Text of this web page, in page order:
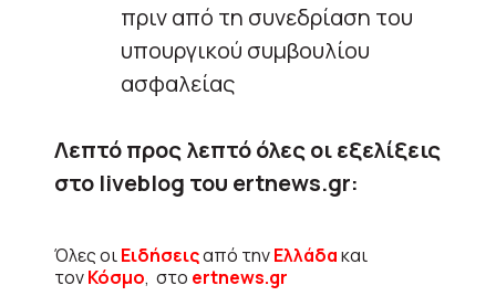
πριν από τη συνεδρίαση του
υπουργικού συμβουλίου
ασφαλείας
Λεπτό προς λεπτό όλες οι εξελίξεις
στο liveblog του ertnews.gr:
Όλες οιΕιδήσειςαπό τηνΕλλάδακαι
τονΚόσμο, στο ertnews.gr